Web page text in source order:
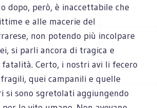
dopo, però, è inaccettabile che
e alle macerie del
non potendo più incolpare
si parli ancora di tragica e
Certo, i nostri avi li fecero
quei campanili e quelle
si sono sgretolati aggiungendo